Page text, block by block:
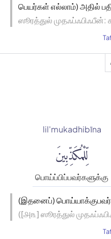
பெயர்கள் எல்லாம்) அதில்
ஸூரத்துல் முதஃப்ஃபிஃபீன்:
lil'mukadhibīna
لِّلْمُكَذِّبِينَ
பொய்ப்பிப்பவர்களுக்கு
(இதனைப்)
([௮௩] ஸூரத்துல்